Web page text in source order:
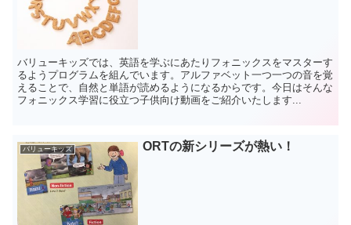
バリューキッズでは、英語を学ぶにあたりフォニックスをマスターす
るようプログラムを組んでいます。アルファベット一つ一つの音を覚
えることで、自然と単語が読めるようになるからです。今日はそんな
フォニックス学習に役立つ子供向け動画をご紹介いたします...
バリューキッズ ORTの新シリーズが熱い！